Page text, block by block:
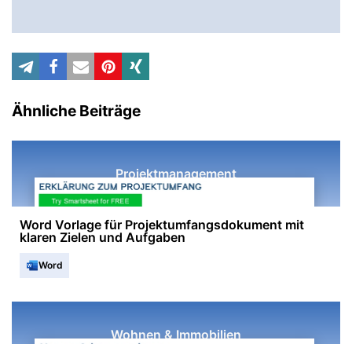
Ähnliche Beiträge
Projektmanagement
Word Vorlage für Projektumfangsdokument mit
klaren Zielen und Aufgaben
Word
Wohnen & Immobilien